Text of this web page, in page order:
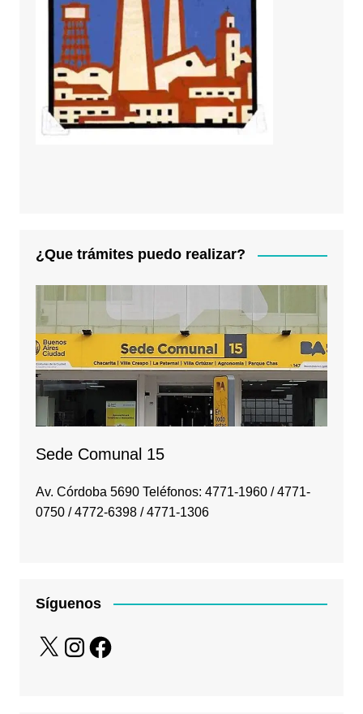
¿Que trámites puedo realizar?
Sede Comunal 15
Av. Córdoba 5690 Teléfonos: 4771-1960 / 4771-
0750 / 4772-6398 / 4771-1306
Síguenos
X InstagramFacebook